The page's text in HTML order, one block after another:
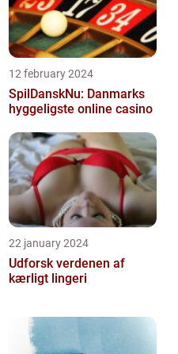
12 february 2024
SpilDanskNu: Danmarks
hyggeligste online casino
22 january 2024
Udforsk verdenen af
kærligt lingeri